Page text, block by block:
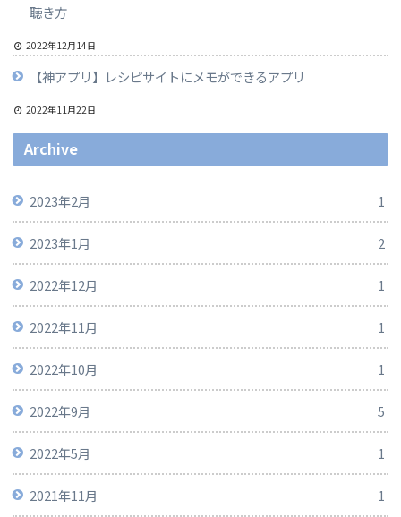
聴き方
2022年12月14日
【神アプリ】レシピサイトにメモができるアプリ
2022年11月22日
Archive
2023年2月 1
2023年1月 2
2022年12月 1
2022年11月 1
2022年10月 1
2022年9月 5
2022年5月 1
2021年11月 1